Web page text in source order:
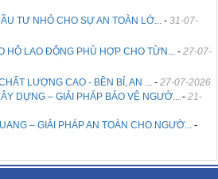
TƯ NHỎ CHO SỰ AN TOÀN LỚ... - 31-07-
HỘ LAO ĐỘNG PHÙ HỢP CHO TỪN... - 27-07-
LƯỢNG CAO - BỀN BỈ, AN ... - 27-07-2026
DỰNG – GIẢI PHÁP BẢO VỆ NGƯỜ... - 21-
– GIẢI PHÁP AN TOÀN CHO NGƯỜ... -